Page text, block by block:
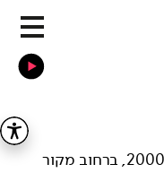
זה היה בערב חורפי אחד בשנות ה- 2000, ברחוב מקור